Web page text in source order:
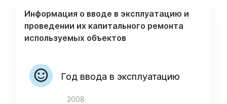
Информация о вводе в эксплуатацию и
проведении их капитального ремонта
используемых объектов
Год ввода в эксплуатацию
2008